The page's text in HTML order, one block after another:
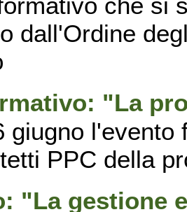
che si
dall'Ordine
"La
giugno l'evento
PPC della
"La gestione